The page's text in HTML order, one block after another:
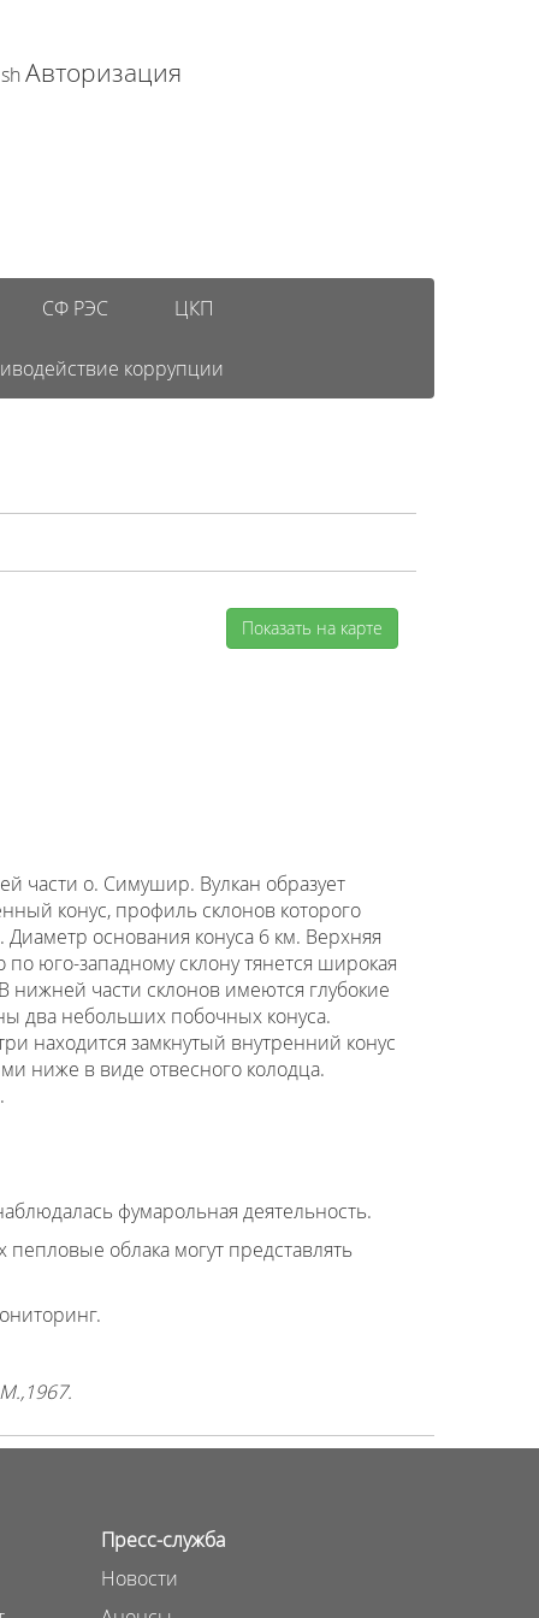
Авторизация
СФ РЭС ЦКП
коррупции
Показать на карте
части о. Симушир. Вулкан образует
конус, профиль склонов которого
основания конуса 6 км. Верхняя
по юго-западному склону тянется широкая
нижней части склонов имеются глубокие
два небольших побочных конуса.
находится замкнутый внутренний конус
ниже в виде отвесного колодца.
фумарольная деятельность.
облака могут представлять
Пресс-служба
Новости